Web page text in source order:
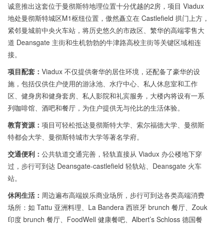
诚意推出这套位于曼彻斯特地理位置十分优越的2房，项目 Viadux
地处曼彻斯特城区M1枢纽位置，傲然矗立在 Castlefield 拱门上方，
紧邻曼城前中央火车站，将历史悠久的市政区、繁华的高端零售大
道 Deansgate 主街和生机勃勃的牛津路高校主街等关键区域相连
接。
项目配套： Viadux 不仅提供奢华的居住环境，还配备了豪华的设
施，包括仅供住户使用的游泳池、水疗中心、私人休息室和工作
区、健身房和健身套房、私人影院和礼宾服务，大楼内将设有一系
列咖啡馆、酒吧和餐厅，为住户提供无与伦比的生活体验。
教育资源： 项目可轻松抵达曼彻斯特大学、 索尔福德大学、 曼彻斯
特都会大学、曼彻斯特城市大学等著名学府。
交通便利： 公共轨道交通完善，轻轨直接从 Viadux 办公楼地下穿
过，步行可到达 Deansgate-castlefield 轻轨站、Deansgate 火车
站。
休闲生活： 周边遍布高端娱乐商业场所，步行可到达各类高端消费
场所：如 Tattu 亚洲料理、La Bandera 西班牙 brunch 餐厅、Zouk
印度 brunch 餐厅、FoodWell 健康餐吧、Albert’s Schloss 德国餐